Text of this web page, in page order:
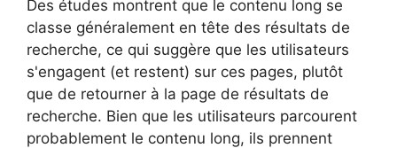
Des études montrent que le contenu long se
classe généralement en tête des résultats de
recherche, ce qui suggère que les utilisateurs
s'engagent (et restent) sur ces pages, plutôt
que de retourner à la page de résultats de
recherche. Bien que les utilisateurs parcourent
probablement le contenu long, ils prennent